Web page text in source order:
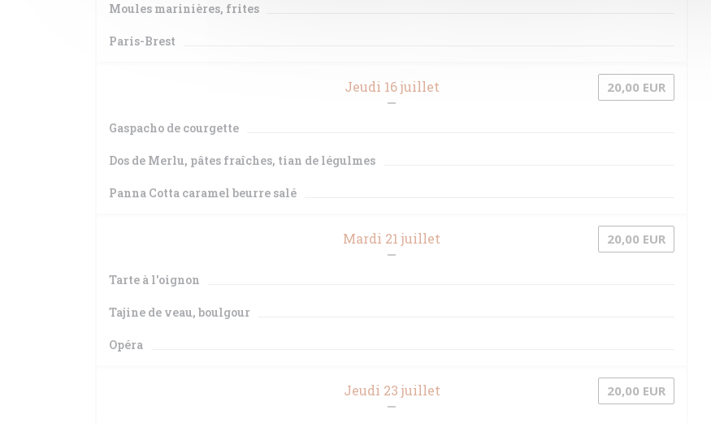
Moules marinières, frites
Paris-Brest
Jeudi 16 juillet 20,00 EUR
Gaspacho de courgette
Dos de Merlu, pâtes fraîches, tian de légulmes
Panna Cotta caramel beurre salé
Mardi 21 juillet 20,00 EUR
Tarte à l'oignon
Tajine de veau, boulgour
Opéra
Jeudi 23 juillet 20,00 EUR